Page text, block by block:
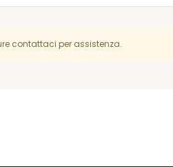
contattaci per assistenza.